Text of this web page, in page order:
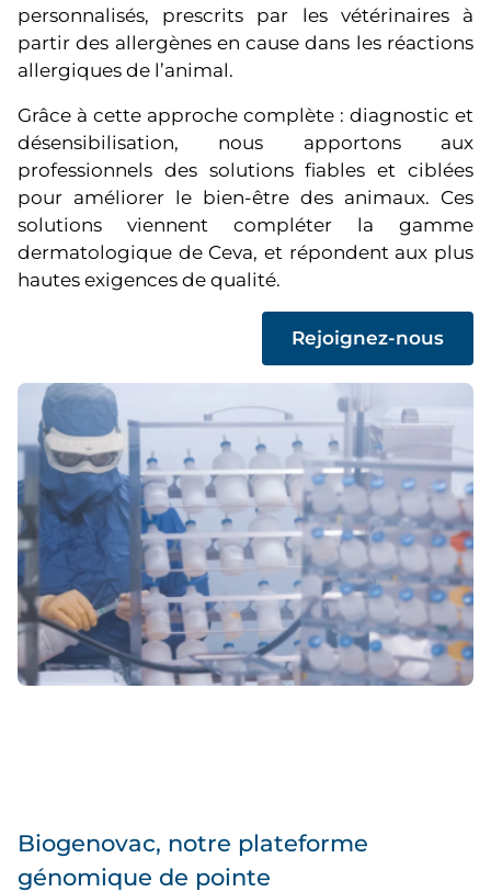
personnalisés, prescrits par les vétérinaires à
partir des allergènes en cause dans les réactions
allergiques de l’animal.
Grâce à cette approche complète : diagnostic et
désensibilisation, nous apportons aux
professionnels des solutions fiables et ciblées
pour améliorer le bien-être des animaux. Ces
solutions viennent compléter la gamme
dermatologique de Ceva, et répondent aux plus
hautes exigences de qualité.
Rejoignez-nous
Biogenovac, notre plateforme
génomique de pointe